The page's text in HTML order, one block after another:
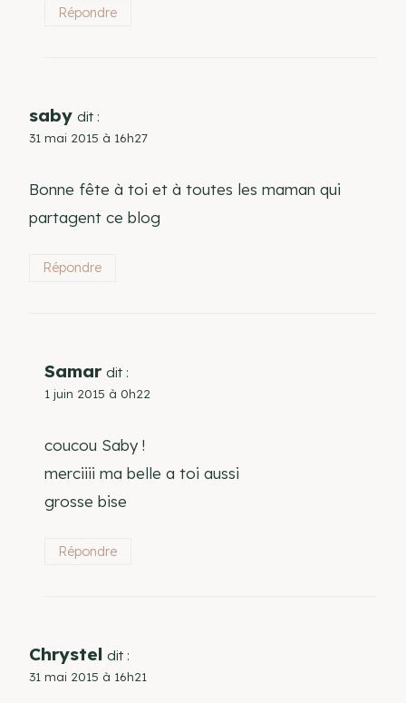
Répondre
saby dit :
31 mai 2015 à 16h27
Bonne fête à toi et à toutes les maman qui
partagent ce blog
Répondre
Samar dit :
1 juin 2015 à 0h22
coucou Saby !
merciiii ma belle a toi aussi
grosse bise
Répondre
Chrystel dit :
31 mai 2015 à 16h21